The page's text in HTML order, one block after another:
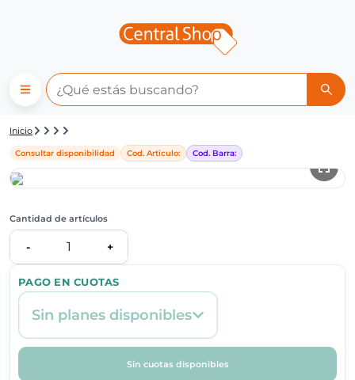
Detalle de producto | Central
Inicio
Consultar disponibilidad Cod. Articulo: Cod. Barra:
PAGO EN CUOTAS
Sin planes disponibles
Sin cuotas disponibles
Cantidad de artículos
- 1 +